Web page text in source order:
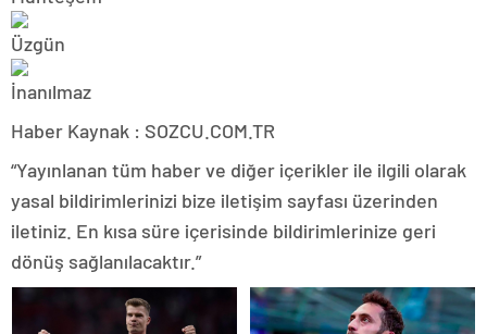
Haber Kaynak : SOZCU.COM.TR
“Yayınlanan tüm haber ve diğer içerikler ile ilgili olarak
yasal bildirimlerinizi bize iletişim sayfası üzerinden
iletiniz. En kısa süre içerisinde bildirimlerinize geri
dönüş sağlanılacaktır.”